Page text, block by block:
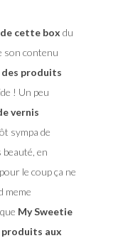
cette box du
son contenu
des produits
! Un peu
vernis
sympa de
en
le coup ça ne
meme
My Sweetie
produits aux